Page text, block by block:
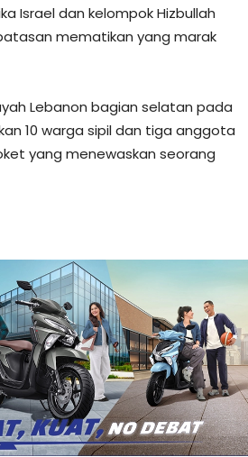
Israel dan kelompok Hizbullah
mematikan yang marak
Lebanon bagian selatan pada
10 warga sipil dan tiga anggota
yang menewaskan seorang